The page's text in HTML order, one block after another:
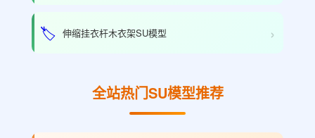
🏷️ 伸缩挂衣杆木衣架SU模型 ›
全站热门SU模型推荐